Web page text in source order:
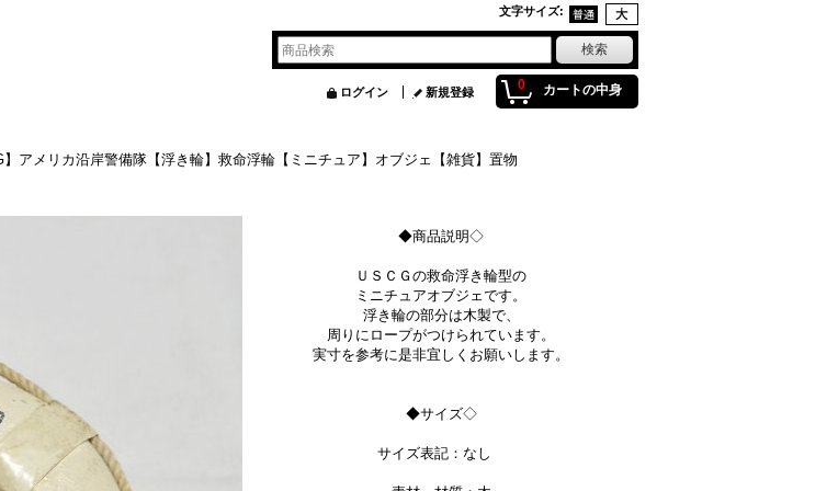
文字サイズ:
0 カートの中身
ログイン 新規登録
】アメリカ沿岸警備隊【浮き輪】救命浮輪【ミニチュア】オブジェ【雑貨】置物
◆商品説明◇
ＵＳＣＧの救命浮き輪型の
ミニチュアオブジェです。
浮き輪の部分は木製で、
周りにロープがつけられています。
実寸を参考に是非宜しくお願いします。
◆サイズ◇
サイズ表記：なし